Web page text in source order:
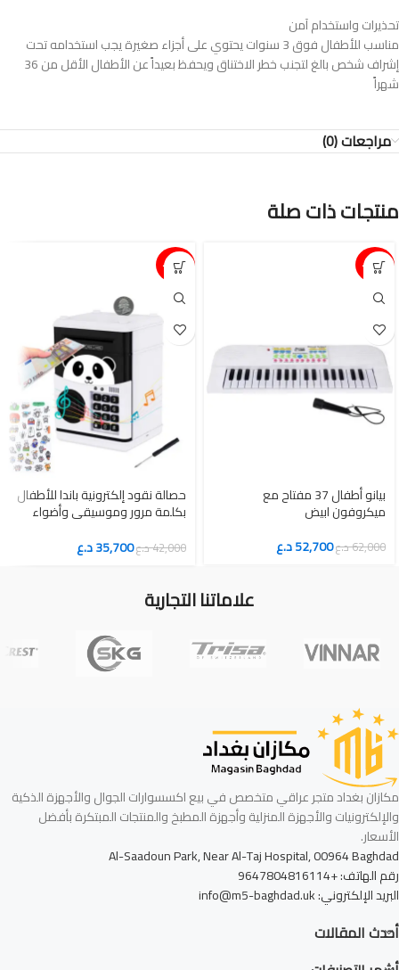
تحذيرات واستخدام آمن
مناسب للأطفال فوق 3 سنوات يحتوي على أجزاء صغيرة يجب استخدامه تحت
إشراف شخص بالغ لتجنب خطر الاختناق ويحفظ بعيداً عن الأطفال الأقل من 36
شهراً
مراجعات (0)
منتجات ذات صلة
15%-
بيانو أطفال 37 مفتاح مع
ميكروفون ابيض
62,000د.ع52,700د.ع
15%-
حصالة نقود إلكترونية باندا للأطفال
بكلمة مرور وموسيقى وأضواء
42,000د.ع35,700د.ع
علاماتنا التجارية
مكازان بغداد متجر عراقي متخصص في بيع اكسسوارات الجوال والأجهزة الذكية
والإلكترونيات والأجهزة المنزلية وأجهزة المطبخ والمنتجات المبتكرة بأفضل
الأسعار.
Al-Saadoun Park, Near Al-Taj Hospital, 00964 Baghdad
رقم الهاتف: +9647804816114
البريد الإلكتروني: info@m5-baghdad.uk
أحدث المقالات